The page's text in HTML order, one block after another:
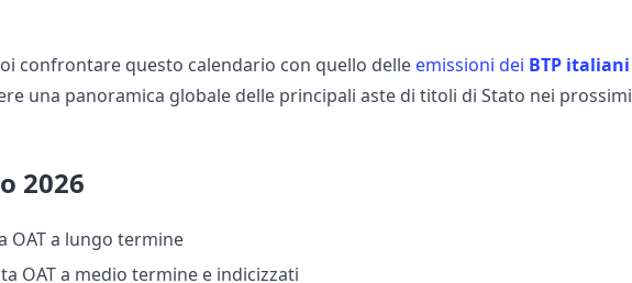
confrontare questo calendario con quello delle emissioni dei BTP italiani
una panoramica globale delle principali aste di titoli di Stato nei prossimi
2026
OAT a lungo termine
OAT a medio termine e indicizzati